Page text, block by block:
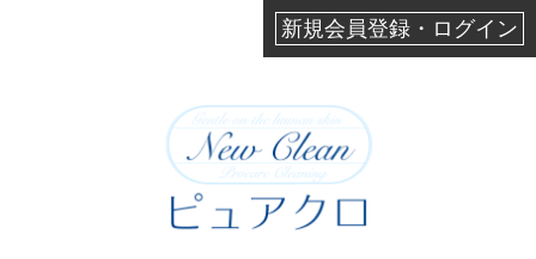
新規会員登録・ログイン